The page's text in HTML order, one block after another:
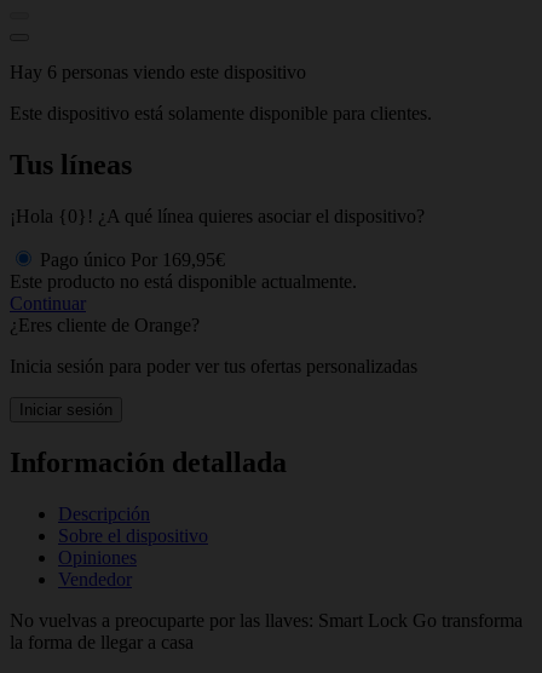
Hay 6 personas viendo este dispositivo
Este dispositivo está solamente disponible para clientes.
Tus líneas
¡Hola {0}! ¿A qué línea quieres asociar el dispositivo?
Pago único Por 169,95€
Este producto no está disponible actualmente.
Continuar
¿Eres cliente de Orange?
Inicia sesión para poder ver tus ofertas personalizadas
Iniciar sesión
Información detallada
Descripción
Sobre el dispositivo
Opiniones
Vendedor
No vuelvas a preocuparte por las llaves: Smart Lock Go transforma
la forma de llegar a casa